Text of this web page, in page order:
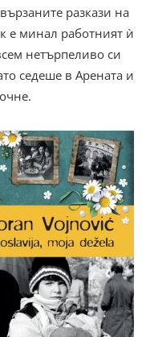
разкази на
е минал работният ѝ
нетърпеливо си
седеше в Арената и